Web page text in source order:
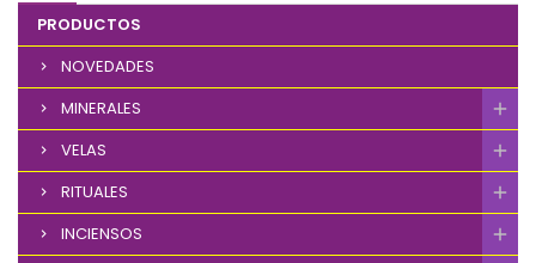
PRODUCTOS
NOVEDADES
MINERALES
VELAS
RITUALES
INCIENSOS